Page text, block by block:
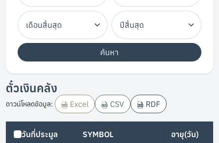
ค้นหา
ตั๋วเงินคลัง
ดาวน์โหลดข้อมูล: Excel CSV RDF
วันที่ประมูล SYMBOL อายุ(วัน)